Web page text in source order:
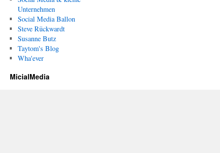
Unternehmen
Social Media Ballon
Steve Rückwardt
Susanne Butz
Taytom's Blog
Wha'ever
MicialMedia